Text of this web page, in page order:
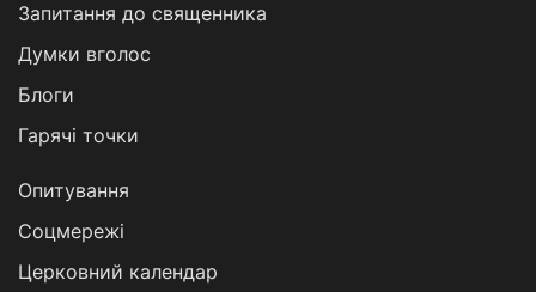
Запитання до священника
Думки вголос
Блоги
Гарячі точки
Опитування
Соцмережі
Церковний календар